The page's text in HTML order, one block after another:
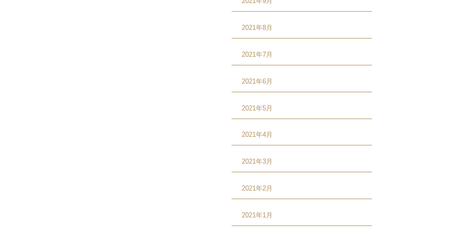
2021年8月
2021年7月
2021年6月
2021年5月
2021年4月
2021年3月
2021年2月
2021年1月